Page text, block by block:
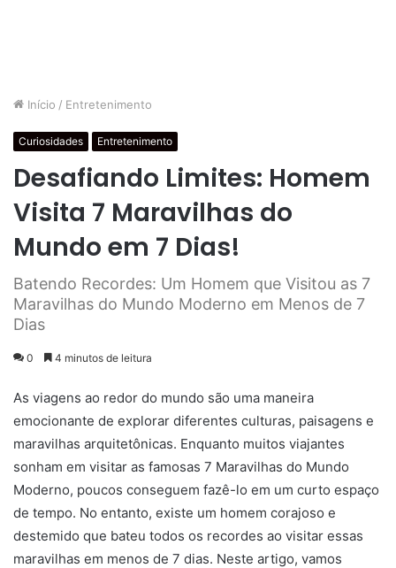
Início / Entretenimento
Curiosidades Entretenimento
Desafiando Limites: Homem
Visita 7 Maravilhas do
Mundo em 7 Dias!
Batendo Recordes: Um Homem que Visitou as 7
Maravilhas do Mundo Moderno em Menos de 7
Dias
0 4 minutos de leitura
As viagens ao redor do mundo são uma maneira
emocionante de explorar diferentes culturas, paisagens e
maravilhas arquitetônicas. Enquanto muitos viajantes
sonham em visitar as famosas 7 Maravilhas do Mundo
Moderno, poucos conseguem fazê-lo em um curto espaço
de tempo. No entanto, existe um homem corajoso e
destemido que bateu todos os recordes ao visitar essas
maravilhas em menos de 7 dias. Neste artigo, vamos